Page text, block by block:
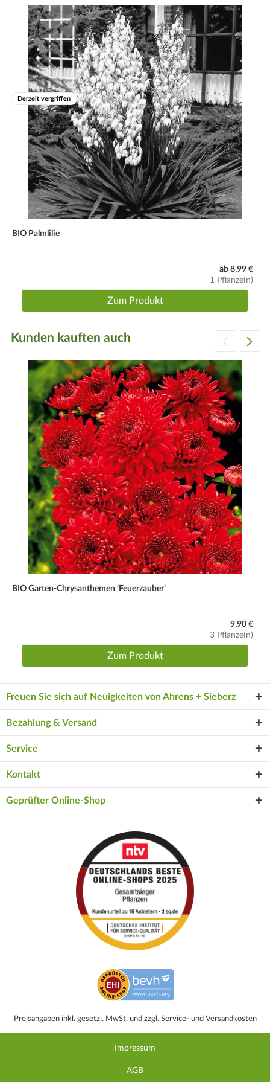
Derzeit vergriffen
BIO Palmlilie
ab 8,99 €
1 Pflanze(n)
Zum Produkt
Kunden kauften auch
BIO Garten‑Chrysanthemen ‘Feuerzauber’
9,90 €
3 Pflanze(n)
Zum Produkt
Freuen Sie sich auf Neuigkeiten von Ahrens + Sieberz
Bezahlung & Versand
Service
Kontakt
Geprüfter Online-Shop
Preisangaben inkl. gesetzl. MwSt. und zzgl. Service- und Versandkosten
Impressum
AGB